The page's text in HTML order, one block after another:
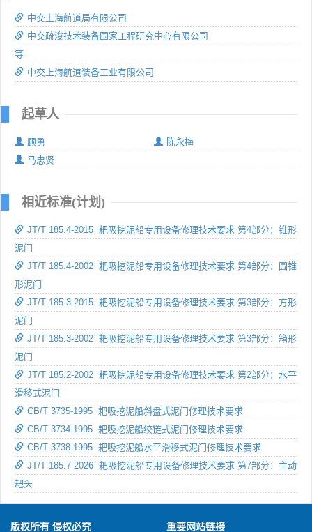
中交上海航道局有限公司
中交疏浚技术装备国家工程研究中心有限公司
等
中交上海航道装备工业有限公司
起草人
顾勇
陈永梅
马忠贤
相近标准(计划)
JT/T 185.4-2015 耙吸挖泥船专用设备修理技术要求 第4部分：锥形
泥门
JT/T 185.4-2002 耙吸挖泥船专用设备修理技术要求 第4部分：圆锥
形泥门
JT/T 185.3-2015 耙吸挖泥船专用设备修理技术要求 第3部分：方形
泥门
JT/T 185.3-2002 耙吸挖泥船专用设备修理技术要求 第3部分：箱形
泥门
JT/T 185.2-2002 耙吸挖泥船专用设备修理技术要求 第2部分：水平
滑移式泥门
CB/T 3735-1995 耙吸挖泥船斜盘式泥门修理技术要求
CB/T 3734-1995 耙吸挖泥船绞链式泥门修理技术要求
CB/T 3738-1995 耙吸挖泥船水平滑移式泥门修理技术要求
JT/T 185.7-2026 耙吸挖泥船专用设备修理技术要求 第7部分：主动
耙头
版权所有 侵权必究 重要网站链接